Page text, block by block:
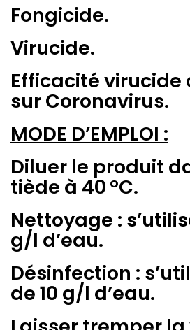
Fongicide.
Virucide.
Efficacité virucide
sur Coronavirus.
MODE D’EMPLOI :
Diluer le produit
tiède à 40 °C.
Nettoyage :
g/l d’eau.
Désinfection :
de 10 g/l d’eau.